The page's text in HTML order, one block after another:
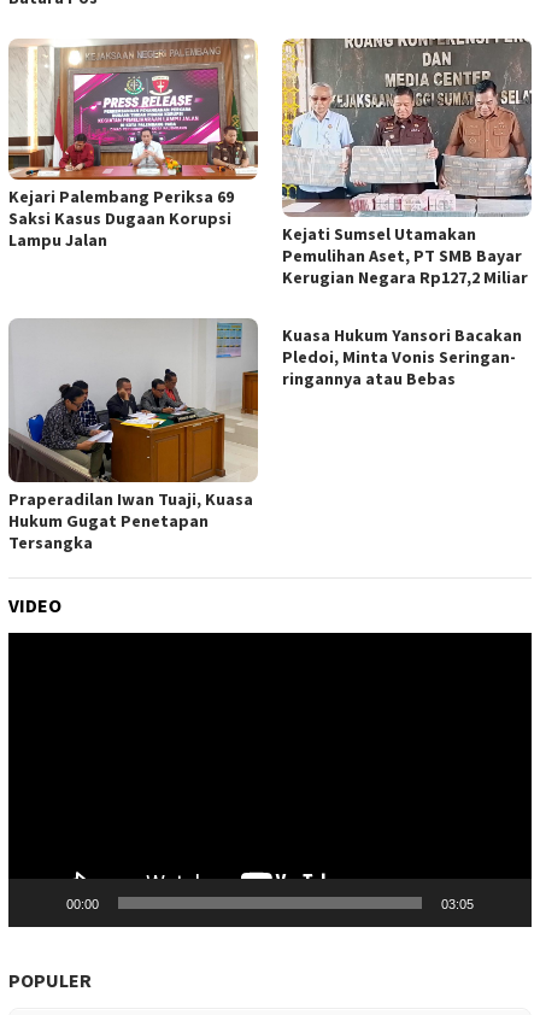
Kejari Palembang Periksa 69
Saksi Kasus Dugaan Korupsi
Lampu Jalan
Kejati Sumsel Utamakan
Pemulihan Aset, PT SMB Bayar
Kerugian Negara Rp127,2 Miliar
Praperadilan Iwan Tuaji, Kuasa
Hukum Gugat Penetapan
Tersangka
Kuasa Hukum Yansori Bacakan
Pledoi, Minta Vonis Seringan-
ringannya atau Bebas
VIDEO
00:00 03:05
POPULER